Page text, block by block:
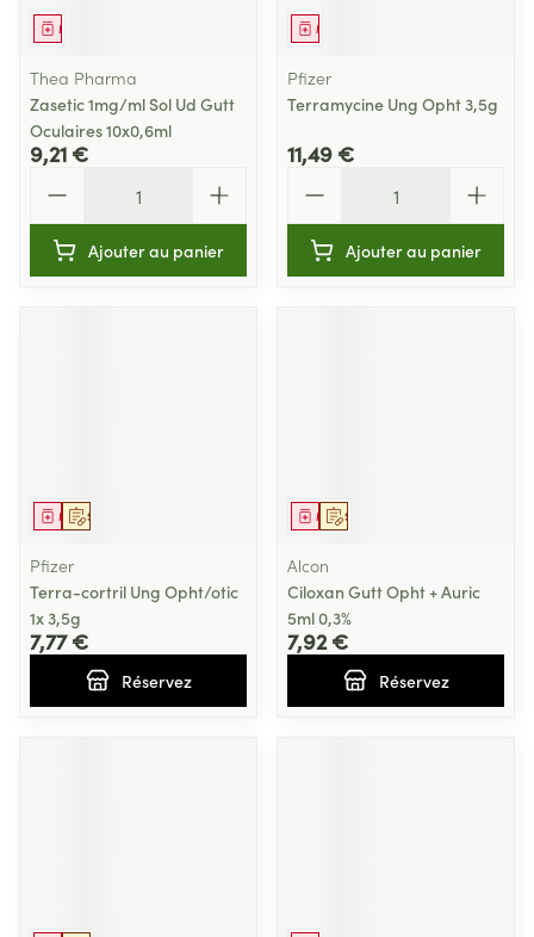
Médicament
Thea Pharma
Zasetic 1mg/ml Sol Ud Gutt
Oculaires 10x0,6ml
9,21 €
Ajouter au panier
Médicament
Pfizer
Terramycine Ung Opht 3,5g
11,49 €
Ajouter au panier
Sur prescription
Médicament
Pfizer
Terra-cortril Ung Opht/otic
1x 3,5g
7,77 €
Réservez
Sur prescription
Médicament
Alcon
Ciloxan Gutt Opht + Auric
5ml 0,3%
7,92 €
Réservez